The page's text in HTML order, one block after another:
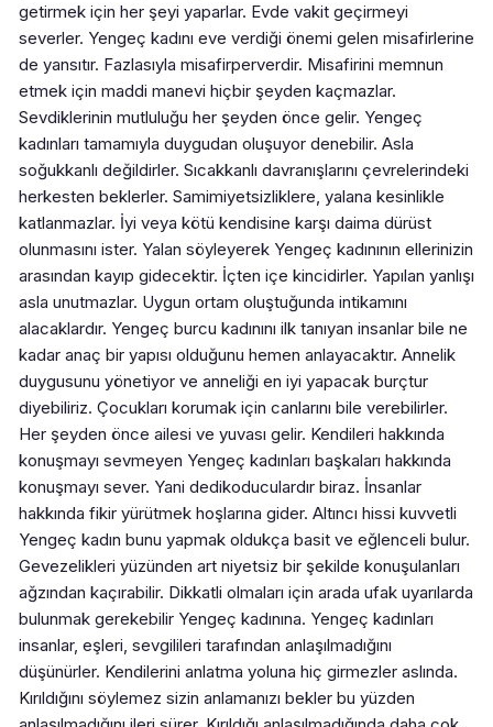
getirmek için her şeyi yaparlar. Evde vakit geçirmeyi
severler. Yengeç kadını eve verdiği önemi gelen misafirlerine
de yansıtır. Fazlasıyla misafirperverdir. Misafirini memnun
etmek için maddi manevi hiçbir şeyden kaçmazlar.
Sevdiklerinin mutluluğu her şeyden önce gelir. Yengeç
kadınları tamamıyla duygudan oluşuyor denebilir. Asla
soğukkanlı değildirler. Sıcakkanlı davranışlarını çevrelerindeki
herkesten beklerler. Samimiyetsizliklere, yalana kesinlikle
katlanmazlar. İyi veya kötü kendisine karşı daima dürüst
olunmasını ister. Yalan söyleyerek Yengeç kadınının ellerinizin
arasından kayıp gidecektir. İçten içe kincidirler. Yapılan yanlışı
asla unutmazlar. Uygun ortam oluştuğunda intikamını
alacaklardır. Yengeç burcu kadınını ilk tanıyan insanlar bile ne
kadar anaç bir yapısı olduğunu hemen anlayacaktır. Annelik
duygusunu yönetiyor ve anneliği en iyi yapacak burçtur
diyebiliriz. Çocukları korumak için canlarını bile verebilirler.
Her şeyden önce ailesi ve yuvası gelir. Kendileri hakkında
konuşmayı sevmeyen Yengeç kadınları başkaları hakkında
konuşmayı sever. Yani dedikoduculardır biraz. İnsanlar
hakkında fikir yürütmek hoşlarına gider. Altıncı hissi kuvvetli
Yengeç kadın bunu yapmak oldukça basit ve eğlenceli bulur.
Gevezelikleri yüzünden art niyetsiz bir şekilde konuşulanları
ağzından kaçırabilir. Dikkatli olmaları için arada ufak uyarılarda
bulunmak gerekebilir Yengeç kadınına. Yengeç kadınları
insanlar, eşleri, sevgilileri tarafından anlaşılmadığını
düşünürler. Kendilerini anlatma yoluna hiç girmezler aslında.
Kırıldığını söylemez sizin anlamanızı bekler bu yüzden